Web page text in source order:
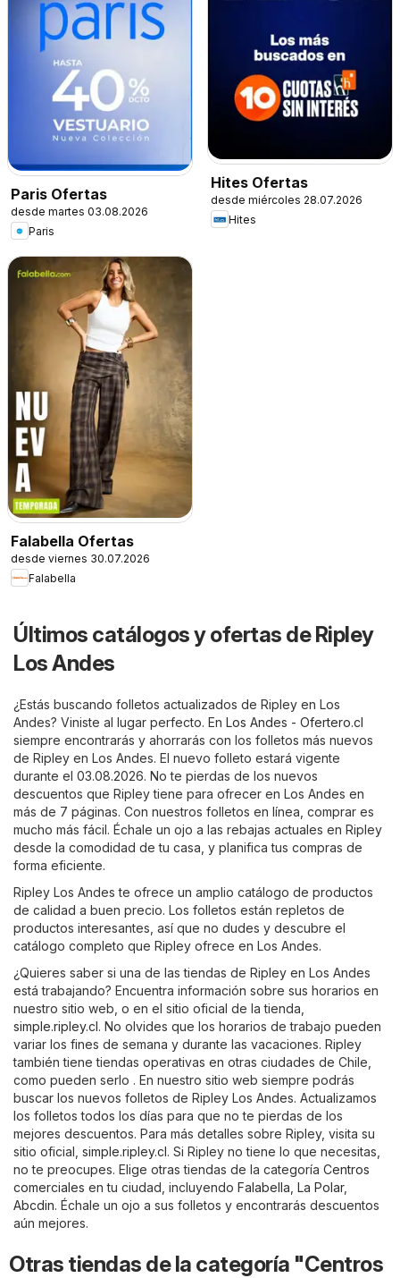
Paris Ofertas
desde martes 03.08.2026
Paris
Hites Ofertas
desde miércoles 28.07.2026
Hites
Falabella Ofertas
desde viernes 30.07.2026
Falabella
Últimos catálogos y ofertas de Ripley
Los Andes
¿Estás buscando folletos actualizados de Ripley en Los
Andes? Viniste al lugar perfecto. En Los Andes - Ofertero.cl
siempre encontrarás y ahorrarás con los folletos más nuevos
de Ripley en Los Andes. El nuevo folleto estará vigente
durante el 03.08.2026. No te pierdas de los nuevos
descuentos que Ripley tiene para ofrecer en Los Andes en
más de 7 páginas. Con nuestros folletos en línea, comprar es
mucho más fácil. Échale un ojo a las rebajas actuales en Ripley
desde la comodidad de tu casa, y planifica tus compras de
forma eficiente.
Ripley Los Andes te ofrece un amplio catálogo de productos
de calidad a buen precio. Los folletos están repletos de
productos interesantes, así que no dudes y descubre el
catálogo completo que Ripley ofrece en Los Andes.
¿Quieres saber si una de las tiendas de Ripley en Los Andes
está trabajando? Encuentra información sobre sus horarios en
nuestro sitio web, o en el sitio oficial de la tienda,
simple.ripley.cl. No olvides que los horarios de trabajo pueden
variar los fines de semana y durante las vacaciones. Ripley
también tiene tiendas operativas en otras ciudades de Chile,
como pueden serlo . En nuestro sitio web siempre podrás
buscar los nuevos folletos de Ripley Los Andes. Actualizamos
los folletos todos los días para que no te pierdas de los
mejores descuentos. Para más detalles sobre Ripley, visita su
sitio oficial, simple.ripley.cl. Si Ripley no tiene lo que necesitas,
no te preocupes. Elige otras tiendas de la categoría Centros
comerciales en tu ciudad, incluyendo Falabella La Polar,
Abcdin. Échale un ojo a sus folletos y encontrarás descuentos
aún mejores.
Otras tiendas de la categoría "Centros